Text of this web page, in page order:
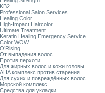
KB2
Professional Salon Services
Healing Color
High-Impact Haircolor
Ultimate Treatment
Keratin Healing Emergency Service
Color WOW
O’Rising
От выпадения волос
Против перхоти
Для жирных волос и кожи головы
AHA комплекс против старения
Для сухих и повреждённых волос
Морской комплекс
Средства для укладки